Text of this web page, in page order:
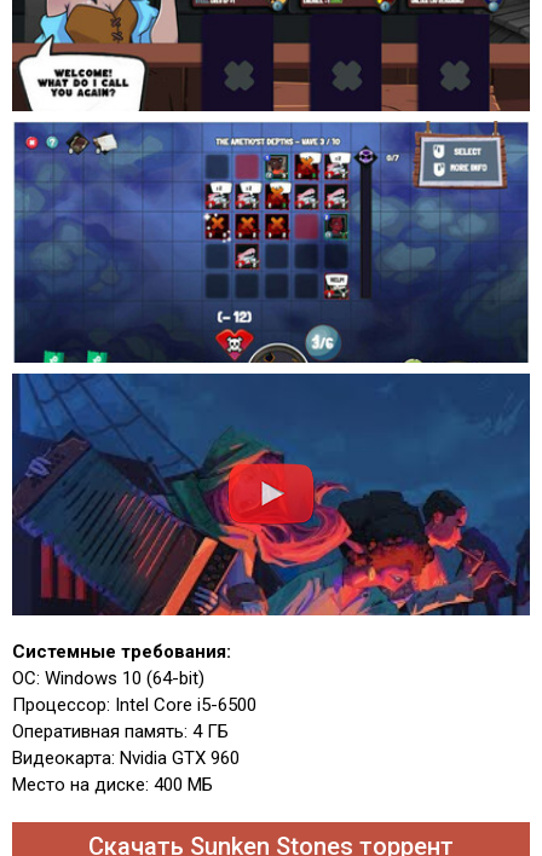
Системные требования:
ОС: Windows 10 (64-bit)
Процессор: Intel Core i5-6500
Оперативная память: 4 ГБ
Видеокарта: Nvidia GTX 960
Место на диске: 400 МБ
Скачать Sunken Stones торрент